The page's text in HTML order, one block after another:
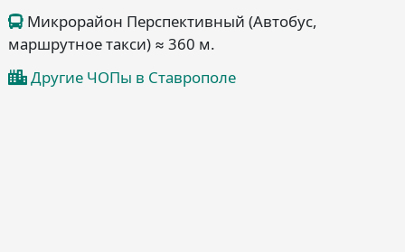
Микрорайон Перспективный (Автобус,
маршрутное такси) ≈ 360 м.
Другие ЧОПы в Ставрополе